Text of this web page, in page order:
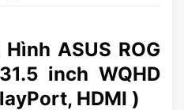
ASUS ROG
inch WQHD
HDMI )